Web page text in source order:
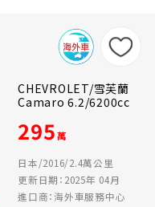
CHEVROLET/雪芙蘭
Camaro 6.2/6200cc
295萬
日本/2016/2.4萬公里
更新日期：2025年 04月
進口商：海外車服務中心